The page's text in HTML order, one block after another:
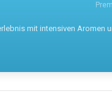
mit intensiven